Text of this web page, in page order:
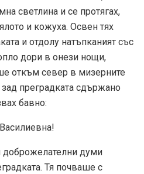
светлина и се протягах,
и кожуха. Освен тях
и отдолу натъпканият със
дори в онези нощи,
откъм север в мизерните
преградката сдържано
бавно:
думи
Тя почваше с